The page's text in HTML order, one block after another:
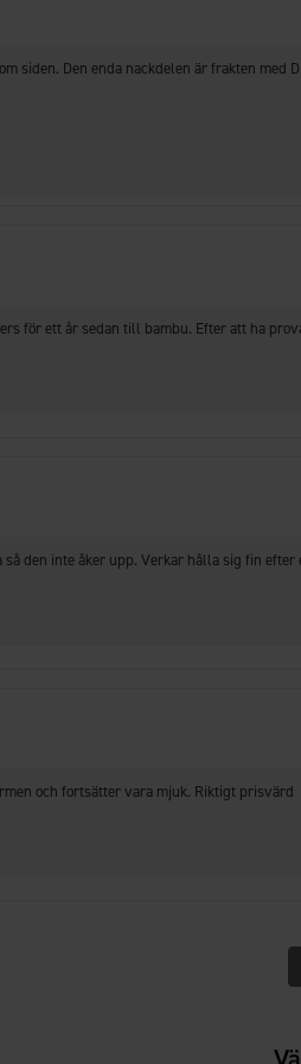
siden. Den enda nackdelen är frakten
för ett år sedan till bambu. Efter att ha
den inte åker upp. Verkar hålla sig fin
och fortsätter vara mjuk. Riktigt prisvärd